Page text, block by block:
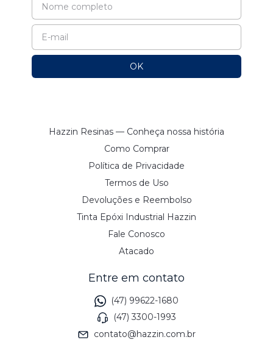
Hazzin Resinas — Conheça nossa história
Como Comprar
Política de Privacidade
Termos de Uso
Devoluções e Reembolso
Tinta Epóxi Industrial Hazzin
Fale Conosco
Atacado
Entre em contato
(47) 99622-1680
(47) 3300-1993
contato@hazzin.com.br